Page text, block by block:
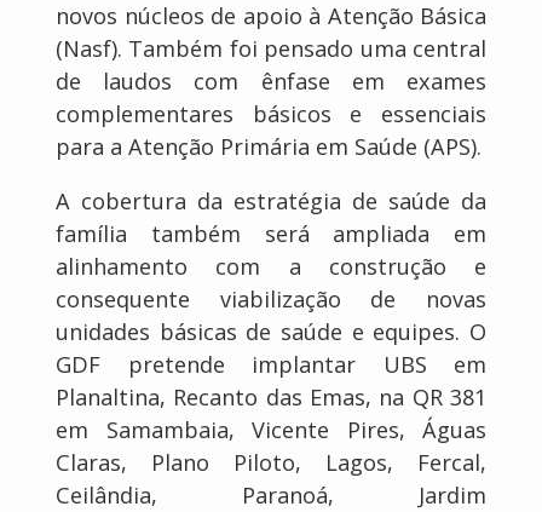
novos núcleos de apoio à Atenção Básica
(Nasf). Também foi pensado uma central
de laudos com ênfase em exames
complementares básicos e essenciais
para a Atenção Primária em Saúde (APS).
A cobertura da estratégia de saúde da
família também será ampliada em
alinhamento com a construção e
consequente viabilização de novas
unidades básicas de saúde e equipes. O
GDF pretende implantar UBS em
Planaltina, Recanto das Emas, na QR 381
em Samambaia, Vicente Pires, Águas
Claras, Plano Piloto, Lagos, Fercal,
Ceilândia, Paranoá, Jardim